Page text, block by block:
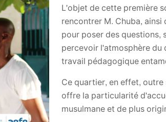
L'objet de cette première
rencontrer M. Chuba,
pour poser des
percevoir l'atmosphère du
travail pédagogique
Ce quartier, en effet,
offre la particularité
musulmane et de plus